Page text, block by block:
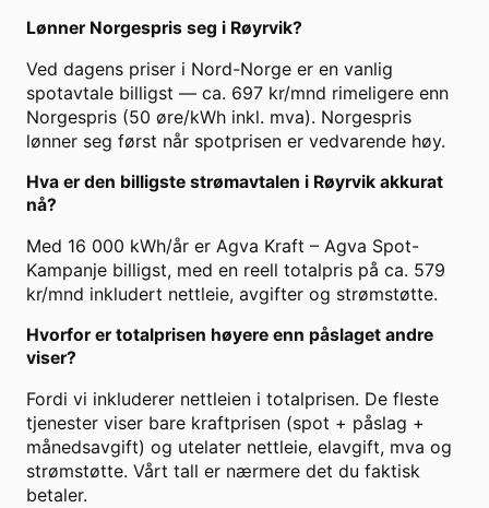
Lønner Norgespris seg i Røyrvik?
Ved dagens priser i Nord-Norge er en vanlig
spotavtale billigst — ca. 697 kr/mnd rimeligere enn
Norgespris (50 øre/kWh inkl. mva). Norgespris
lønner seg først når spotprisen er vedvarende høy.
Hva er den billigste strømavtalen i Røyrvik akkurat
nå?
Med 16 000 kWh/år er Agva Kraft – Agva Spot-
Kampanje billigst, med en reell totalpris på ca. 579
kr/mnd inkludert nettleie, avgifter og strømstøtte.
Hvorfor er totalprisen høyere enn påslaget andre
viser?
Fordi vi inkluderer nettleien i totalprisen. De fleste
tjenester viser bare kraftprisen (spot + påslag +
månedsavgift) og utelater nettleie, elavgift, mva og
strømstøtte. Vårt tall er nærmere det du faktisk
betaler.